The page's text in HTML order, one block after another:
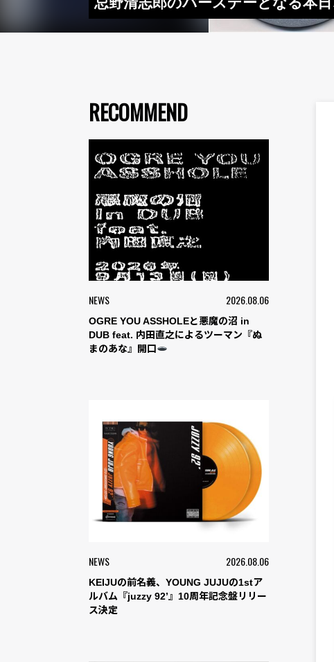
RECOMMEND
NEWS 2026.08.06
OGRE YOU ASSHOLEと悪魔の沼 in
DUB feat. 内田直之によるツーマン『ぬ
まのあな』開口
NEWS 2026.08.06
KEIJUの前名義、YOUNG JUJUの1stア
ルバム『juzzy 92’』10周年記念盤リリー
ス決定